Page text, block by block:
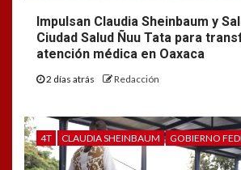
Impulsan Claudia Sheinbaum y
Ciudad Salud Ñuu Tata para
atención médica en Oaxaca
2 días atrás Redacción
4T CLAUDIA SHEINBAUM GOBIERNO